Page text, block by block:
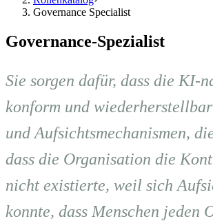
Governance Specialist
Governance-Spezialist
Sie sorgen dafür, dass die KI-
konform und
und Aufsichtsmechanismen,
dass die Organisation die
nicht existierte, weil sich
konnte, dass Menschen jeden